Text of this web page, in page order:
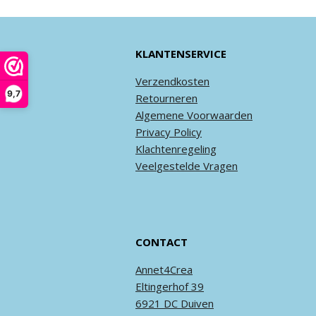
9,7
KLANTENSERVICE
Verzendkosten
Retourneren
Algemene Voorwaarden
Privacy Policy
Klachtenregeling
Veelgestelde Vragen
CONTACT
Annet4Crea
Eltingerhof 39
6921 DC Duiven